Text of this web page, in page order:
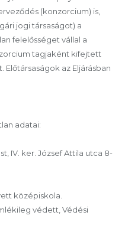
(konzorcium) is,
jogi társaságot) a
felelősséget vállal a
tagjaként kifejtett
az Eljárásban
adatai:
IV. ker. József Attila utca 8-
középiskola.
védett, Védési